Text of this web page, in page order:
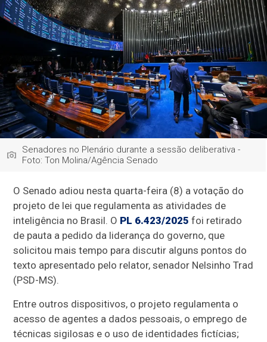
Senadores no Plenário durante a sessão deliberativa -
Foto: Ton Molina/Agência Senado
O Senado adiou nesta quarta-feira (8) a votação do
projeto de lei que regulamenta as atividades de
inteligência no Brasil. O PL 6.423/2025 foi retirado
de pauta a pedido da liderança do governo, que
solicitou mais tempo para discutir alguns pontos do
texto apresentado pelo relator, senador Nelsinho Trad
(PSD-MS).
Entre outros dispositivos, o projeto regulamenta o
acesso de agentes a dados pessoais, o emprego de
técnicas sigilosas e o uso de identidades fictícias;